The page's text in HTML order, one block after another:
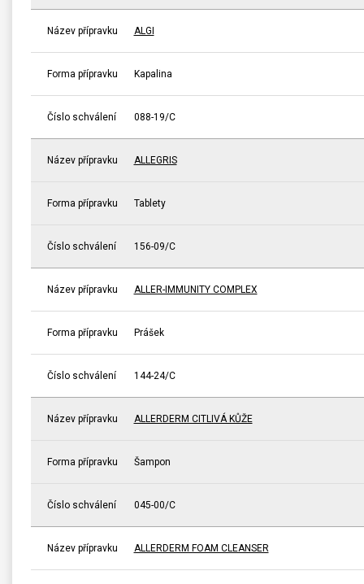
Název přípravku ALGI
Forma přípravku Kapalina
Číslo schválení 088-19/C
Název přípravku ALLEGRIS
Forma přípravku Tablety
Číslo schválení 156-09/C
Název přípravku ALLER-IMMUNITY COMPLEX
Forma přípravku Prášek
Číslo schválení 144-24/C
Název přípravku ALLERDERM CITLIVÁ KŮŽE
Forma přípravku Šampon
Číslo schválení 045-00/C
Název přípravku ALLERDERM FOAM CLEANSER